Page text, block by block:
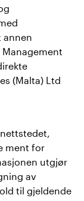
annen
(Malta) Ltd
ment for
utgjør
av
til gjeldende